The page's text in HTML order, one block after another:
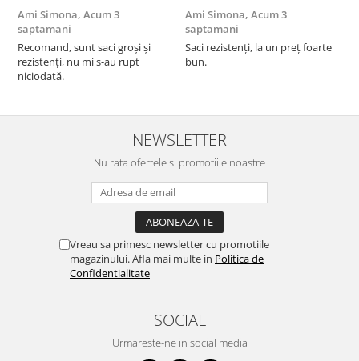
Ami Simona, Acum 3
saptamani
Recomand, sunt saci groși și
rezistenți, nu mi s-au rupt
niciodată.
Ami Simona, Acum 3
saptamani
Saci rezistenți, la un preț foarte
bun.
NEWSLETTER
Nu rata ofertele si promotiile noastre
Vreau sa primesc newsletter cu promotiile
magazinului. Afla mai multe in Politica de
Confidentialitate
SOCIAL
Urmareste-ne in social media